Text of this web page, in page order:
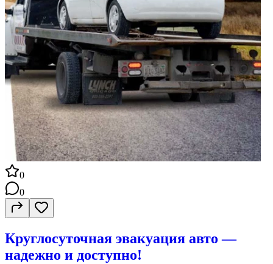
0
0
Круглосуточная эвакуация авто —
надежно и доступно!